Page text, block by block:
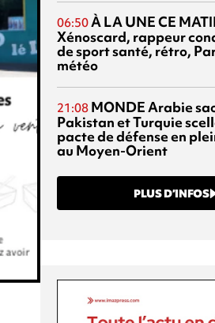
06:50À LA UNE CE
Xénoscard, rappeur
de sport santé, rétro,
météo
21:08 MONDEArabie
Pakistan et Turquie
pacte de défense en
au Moyen-Orient
PLUS D’INFOS